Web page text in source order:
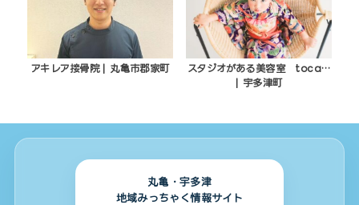
アキレア接骨院 | 丸亀市郡家町
スタジオがある美容室 toca…
| 宇多津町
丸亀・宇多津
地域みっちゃく情報サイト